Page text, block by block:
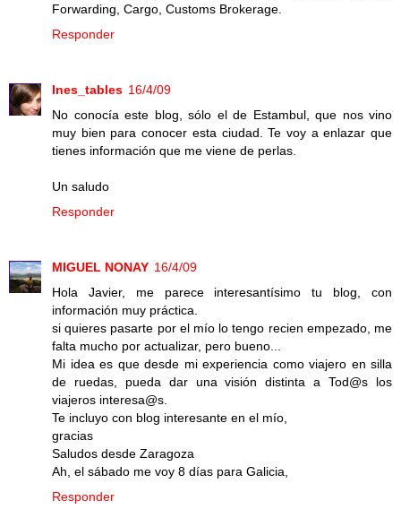
Forwarding, Cargo, Customs Brokerage.
Responder
Ines_tables 16/4/09
No conocía este blog, sólo el de Estambul, que nos vino
muy bien para conocer esta ciudad. Te voy a enlazar que
tienes información que me viene de perlas.
Un saludo
Responder
MIGUEL NONAY 16/4/09
Hola Javier, me parece interesantísimo tu blog, con
información muy práctica.
si quieres pasarte por el mío lo tengo recien empezado, me
falta mucho por actualizar, pero bueno...
Mi idea es que desde mi experiencia como viajero en silla
de ruedas, pueda dar una visión distinta a Tod@s los
viajeros interesa@s.
Te incluyo con blog interesante en el mío,
gracias
Saludos desde Zaragoza
Ah, el sábado me voy 8 días para Galicia,
Responder